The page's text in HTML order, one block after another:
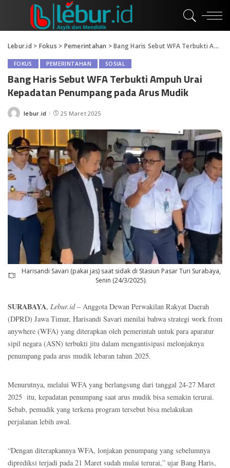
Lebur.id > Fokus > Pemerintahan >Bang Haris Sebut WFA Terbukti Ampuh Urai Kepadatan Penumpang pada Arus Mudik
FOKUS PEMERINTAHAN SOSIAL
Bang Haris Sebut WFA Terbukti Ampuh Urai
Kepadatan Penumpang pada Arus Mudik
Posted
lebur.id 25 Maret 2025
Harisandi Savari (pakai jas) saat sidak di Stasiun Pasar Turi Surabaya,
Senin (24/3/2025).
SURABAYA, Lebur.id– Anggota Dewan Perwakilan Rakyat Daerah
(DPRD) Jawa Timur, Harisandi Savari menilai bahwa strategi work from
anywhere (WFA) yang diterapkan oleh pemerintah untuk para aparatur
sipil negara (ASN) terbukti jitu dalam mengantisipasi melonjaknya
penumpang pada arus mudik lebaran tahun 2025.
Menurutnya, melalui WFA yang berlangsung dari tanggal 24-27 Maret
2025 itu, kepadatan penumpang saat arus mudik bisa semakin terurai.
Sebab, pemudik yang terkena program tersebut bisa melakukan
perjalanan lebih awal.
“Dengan diterapkannya WFA, lonjakan penumpang yang sebelumnya
diprediksi terjadi pada 21 Maret sudah mulai terurai,” ujar Bang Haris,